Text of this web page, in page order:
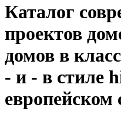
Каталог
проектов
домов в
- и - в стиле
европейском